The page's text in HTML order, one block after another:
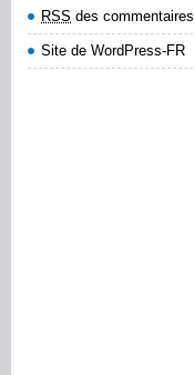
RSS des commentaires
Site de WordPress-FR